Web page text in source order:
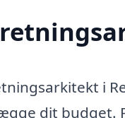
i
dit